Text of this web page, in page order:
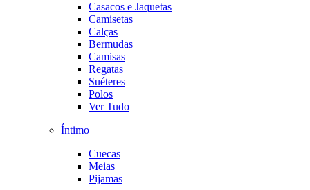
Casacos e Jaquetas
Camisetas
Calças
Bermudas
Camisas
Regatas
Suéteres
Polos
Ver Tudo
Íntimo
Cuecas
Meias
Pijamas